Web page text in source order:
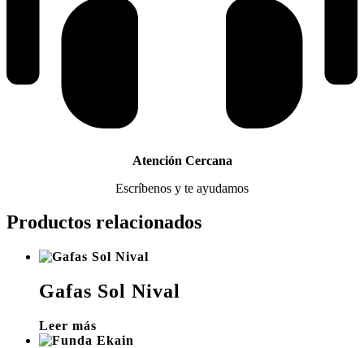
Atención Cercana
Escríbenos y te ayudamos
Productos relacionados
Gafas Sol Nival
Leer más